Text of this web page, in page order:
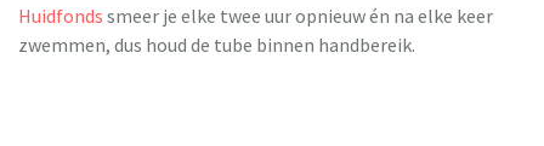
Huidfonds smeer je elke twee uur opnieuw én na elke keer
zwemmen, dus houd de tube binnen handbereik.